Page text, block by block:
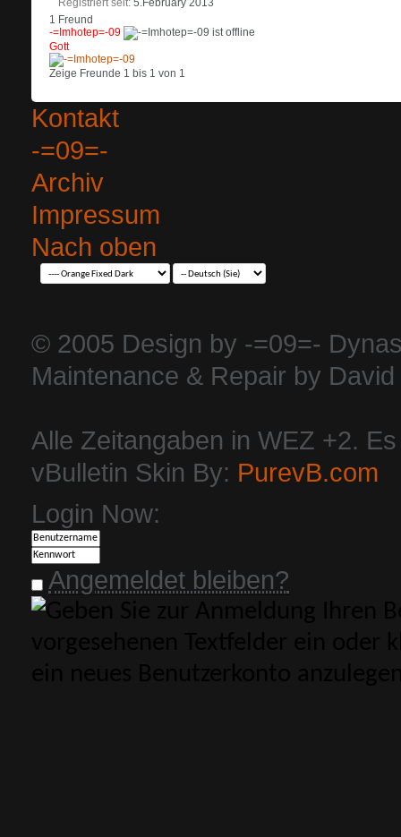
Registriert seit 5.February 2013
1 Freund
-=Imhotep=-09
Gott
Zeige Freunde 1 bis 1 von 1
Kontakt
-=09=-
Archiv
Impressum
Nach oben
© 2005 Design by -=09=-
Maintenance & Repair by
Alle Zeitangaben in WEZ +2.
vBulletin Skin By: PurevB.com
Login Now:
Angemeldet bleiben?